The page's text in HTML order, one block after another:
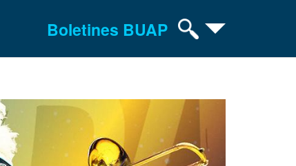
Boletines BUAP